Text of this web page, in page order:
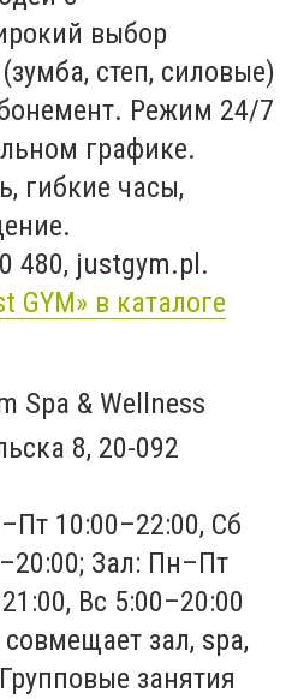
выбор
степ, силовые)
Режим 24/7
графике.
гибкие часы,
480, justgym.pl.
GYM» в каталоге
Spa & Wellness
8, 20-092
10:00–22:00, Сб
Зал: Пн–Пт
Вс 5:00–20:00
совмещает зал, spa,
занятия